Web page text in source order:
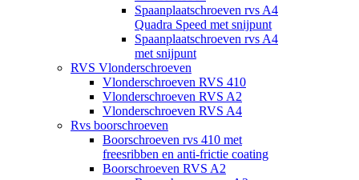
Spaanplaatschroeven rvs A4
Quadra Speed met snijpunt
Spaanplaatschroeven rvs A4
met snijpunt
RVS Vlonderschroeven
Vlonderschroeven RVS 410
Vlonderschroeven RVS A2
Vlonderschroeven RVS A4
Rvs boorschroeven
Boorschroeven rvs 410 met
freesribben en anti-frictie coating
Boorschroeven RVS A2